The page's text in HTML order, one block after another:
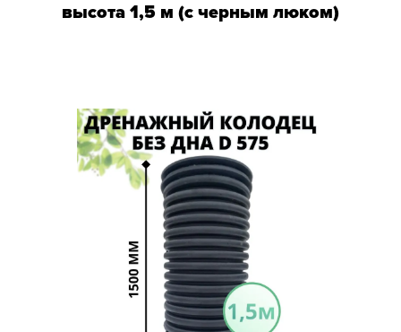
высота 1,5 м (с черным люком)